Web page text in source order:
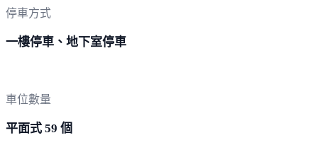
停車方式
一樓停車、地下室停車
車位數量
平面式 59 個